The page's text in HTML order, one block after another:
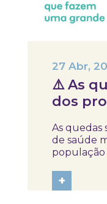
⚠️ As
dos
na
anos
27 Abr,
As quedas
de saúde
população
Embora
como
+